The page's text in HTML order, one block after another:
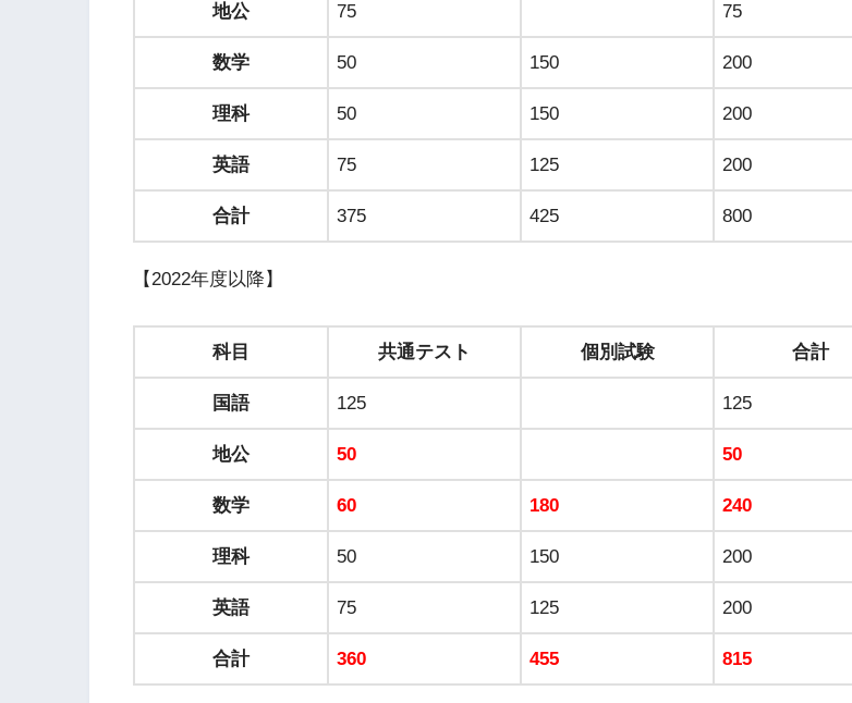
地公 75 75
数学 50 150 200
理科 50 150 200
英語 75 125 200
合計 375 425 800
【2022年度以降】
科目 共通テスト 個別試験 合計
国語 125 125
地公 50 50
数学 60 180 240
理科 50 150 200
英語 75 125 200
合計 360 455 815